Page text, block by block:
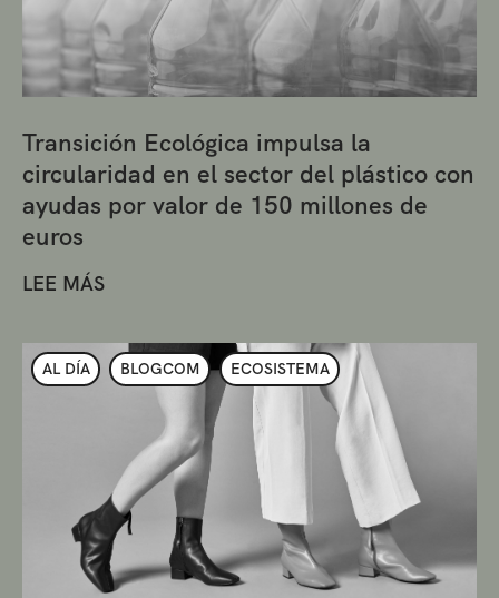
Transición Ecológica impulsa la
circularidad en el sector del plástico con
ayudas por valor de 150 millones de
euros
LEE MÁS
AL DÍA BLOGCOM ECOSISTEMA